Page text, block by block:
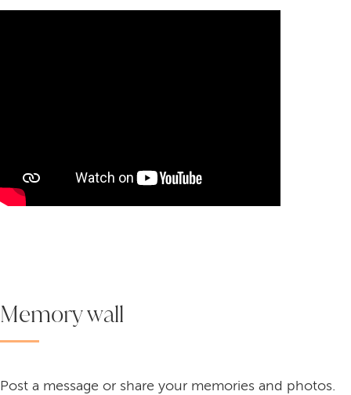
Memory wall
Post a message or share your memories and photos.